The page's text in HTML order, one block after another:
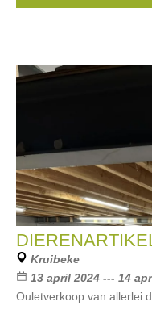
Kruibeke
13 april 2024 --- 14
Ouletverkoop van allerlei